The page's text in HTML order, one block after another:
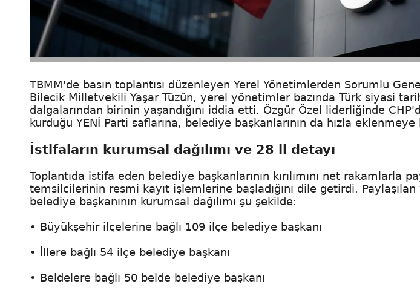
TBMM'de basın toplantısı düzenleyen Yerel Yönetimlerden Sorumlu
Bilecik Milletvekili Yaşar Tüzün, yerel yönetimler bazında Türk siyasi
dalgalarından birinin yaşandığını iddia etti. Özgür Özel liderliğinde
kurduğu YENİ Parti saflarına, belediye başkanlarının da hızla eklenmeye
İstifaların kurumsal dağılımı ve 28 il detayı
Toplantıda istifa eden belediye başkanlarının kırılımını net rakamlarla
temsilcilerinin resmi kayıt işlemlerine başladığını dile getirdi.
belediye başkanının kurumsal dağılımı şu şekilde:
• Büyükşehir ilçelerine bağlı 109 ilçe belediye başkanı
• İllere bağlı 54 ilçe belediye başkanı
• Beldelere bağlı 50 belde belediye başkanı